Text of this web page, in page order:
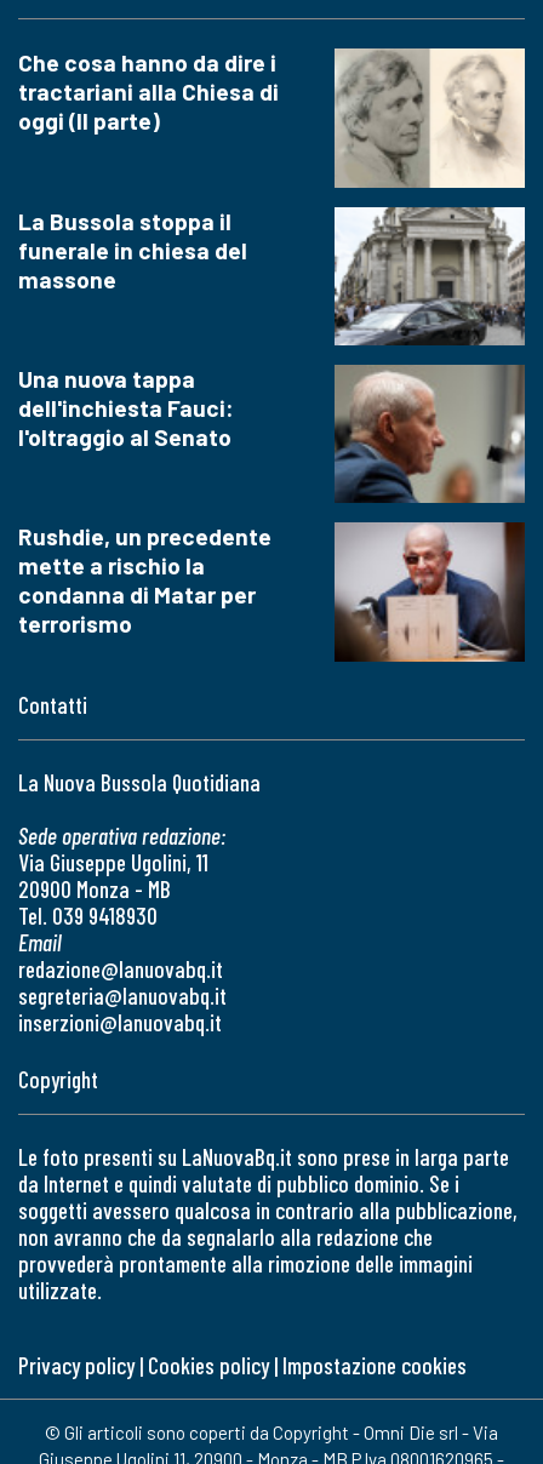
Contatti
La Nuova Bussola Quotidiana
Sede operativa redazione:
Via Giuseppe Ugolini, 11
20900 Monza - MB
Tel. 039 9418930
Email
redazione@lanuovabq.it
segreteria@lanuovabq.it
inserzioni@lanuovabq.it
Che cosa hanno da dire i
tractariani alla Chiesa di
oggi (II parte)
La Bussola stoppa il
funerale in chiesa del
massone
Una nuova tappa
dell'inchiesta Fauci:
l'oltraggio al Senato
Rushdie, un precedente
mette a rischio la
condanna di Matar per
terrorismo
Copyright
Le foto presenti su LaNuovaBq.it sono prese in larga parte
da Internet e quindi valutate di pubblico dominio. Se i
soggetti avessero qualcosa in contrario alla pubblicazione,
non avranno che da segnalarlo alla redazione che
provvederà prontamente alla rimozione delle immagini
utilizzate.
Privacy policy| Cookies policy| Impostazione cookies
© Gli articoli sono coperti da Copyright - Omni Die srl - Via
Giuseppe Ugolini 11, 20900 - Monza - MB P.Iva 08001620965 -